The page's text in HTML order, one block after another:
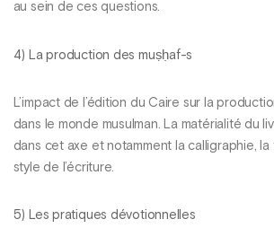
au sein de ces questions.
4) La production des muṣḥaf-s
L’impact de l’édition du Caire sur la
dans le monde musulman. La matérialité du
dans cet axe et notamment la calligraphie,
style de l’écriture.
5) Les pratiques dévotionnelles